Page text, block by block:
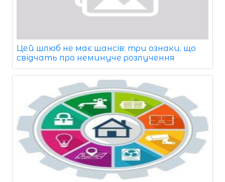
Цей шлюб не має шансів: три ознаки, що
свідчать про неминуче розлучення